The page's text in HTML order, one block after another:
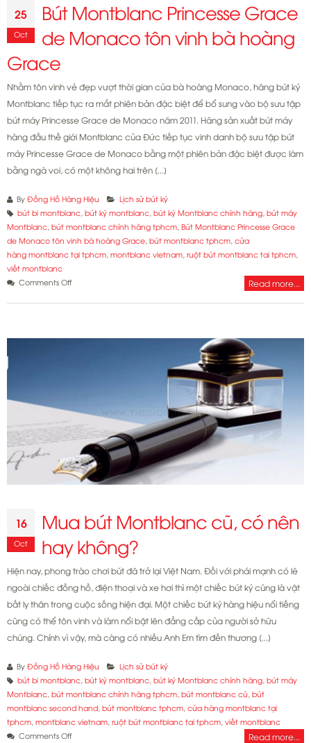
25
Oct
Bút Montblanc Princesse Grace
de Monaco tôn vinh bà hoàng
Grace
Nhằm tôn vinh vẻ đẹp vượt thời gian của bà hoàng Monaco, hãng bút ký
Montblanc tiếp tục ra mắt phiên bản đặc biệt để bổ sung vào bộ sưu tập
bút máy Princesse Grace de Monaco năm 2011. Hãng sản xuất bút máy
hàng đầu thế giới Montblanc của Đức tiếp tục vinh danh bộ sưu tập bút
máy Princesse Grace de Monaco bằng một phiên bản đặc biệt được làm
bằng ngà voi, có một không hai trên [...]
By Đồng Hồ Hàng Hiệu
Lịch sử bút ký
bút bi montblanc, bút ký montblanc, bút ký Montblanc chính hãng, bút máy
Montblanc, bút montblanc chính hãng tphcm, Bút Montblanc Princesse Grace
de Monaco tôn vinh bà hoàng Grace, bút montblanc tphcm, cửa
hàng montblanc tại tphcm, montblanc vietnam, ruột bút montblanc tai tphcm,
viết montblanc
Comments Offon
Grace
Grace
Read more...
16
Oct
Mua bút Montblanc cũ, có nên
hay không?
Hiện nay, phong trào chơi bút đã trở lại Việt Nam. Đối với phái mạnh có lẽ
ngoài chiếc đồng hồ, điện thoại và xe hơi thì một chiếc bút ký cũng là vật
bất ly thân trong cuộc sống hiện đại. Một chiếc bút ký hàng hiệu nổi tiếng
cũng có thể tôn vinh và làm nổi bật lên đẳng cấp của người sở hữu
chúng. Chính vì vậy, mà càng có nhiều Anh Em tìm đến thương [...]
By Đồng Hồ Hàng Hiệu
Lịch sử bút ký
bút bi montblanc, bút ký montblanc, bút ký Montblanc chính hãng, bút máy
Montblanc, bút montblanc chính hãng tphcm, bút montblanc cũ , bút
montblanc second hand, bút montblanc tphcm, cửa hàng montblanc tại
tphcm, montblanc vietnam, ruột bút montblanc tai tphcm, viết montblanc
Comments Offon Read more...